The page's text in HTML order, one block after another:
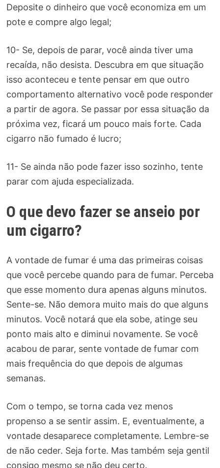
Deposite o dinheiro que você economiza em um
pote e compre algo legal;
10- Se, depois de parar, você ainda tiver uma
recaída, não desista. Descubra em que situação
isso aconteceu e tente pensar em que outro
comportamento alternativo você pode responder
a partir de agora. Se passar por essa situação da
próxima vez, ficará um pouco mais forte. Cada
cigarro não fumado é lucro;
11- Se ainda não pode fazer isso sozinho, tente
parar com ajuda especializada.
O que devo fazer se anseio por
um cigarro?
A vontade de fumar é uma das primeiras coisas
que você percebe quando para de fumar. Perceba
que esse momento dura apenas alguns minutos.
Sente-se. Não demora muito mais do que alguns
minutos. Você notará que ela sobe, atinge seu
ponto mais alto e diminui novamente. Se você
acabou de parar, sente vontade de fumar com
mais frequência do que depois de algumas
semanas.
Com o tempo, se torna cada vez menos
propenso a se sentir assim. E, eventualmente, a
vontade desaparece completamente. Lembre-se
de não ceder. Seja forte. Mas também seja gentil
consigo mesmo se não deu certo.